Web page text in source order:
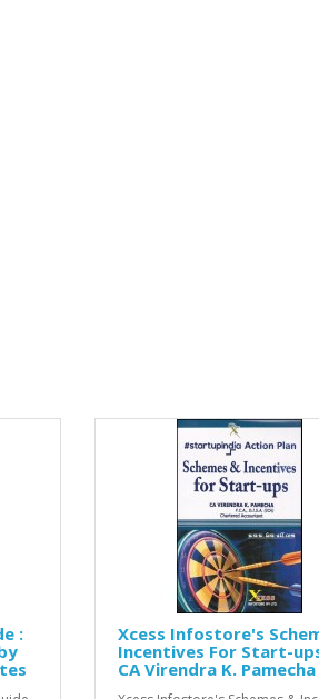
:
Xcess Infostore's
Incentives For Start-
CA Virendra K. Pamecha